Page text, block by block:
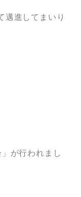
邁進してまいり
が行われまし